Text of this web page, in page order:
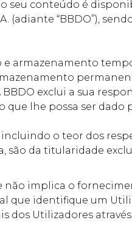
seu conteúdo é
(adiante “BBDO”),
e armazenamento
BBDO exclui a sua
lhe possa ser dado
incluindo o teor dos
são da titularidade
não implica o
que identifique um
dos Utilizadores